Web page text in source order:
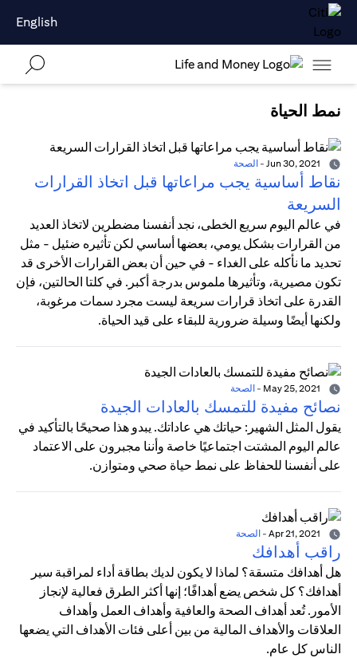
English
نمط الحياة
- الصحة
نقاط أساسية يجب مراعاتها قبل اتخاذ القرارات
السريعة
في عالم اليوم سريع الخطى، نجد أنفسنا مضطرين لاتخاذ العديد
من القرارات بشكل يومي، بعضها أساسي لكن تأثيره ضئيل - مثل
تحديد ما نأكله على الغداء - في حين أن بعض القرارات الأخرى قد
تكون مصيرية، وتأثيرها ملموس بدرجة أكبر. في كلتا الحالتين، فإن
القدرة على اتخاذ قرارات سريعة ليست مجرد سمات مرغوبة،
ولكنها أيضًا وسيلة ضرورية للبقاء على قيد الحياة.
- الصحة
نصائح مفيدة للتمسك بالعادات الجيدة
يقول المثل الشهير: حياتك هي عاداتك. يبدو هذا صحيحًا بالتأكيد في
عالم اليوم المشتت اجتماعيًا خاصة وأننا مجبرون على الاعتماد
على أنفسنا للحفاظ على نمط حياة صحي ومتوازن.
- الصحة
راقب أهدافك
هل أهدافك متسقة؟ لماذا لا يكون لديك بطاقة أداء لمراقبة سير
أهدافك؟ كل شخص يضع أهدافًا؛ إنها أكثر الطرق فعالية لإنجاز
الأمور. تُعد أهداف الصحة والعافية وأهداف العمل وأهداف
العلاقات والأهداف المالية من بين أعلى فئات الأهداف التي يضعها
الناس كل عام.